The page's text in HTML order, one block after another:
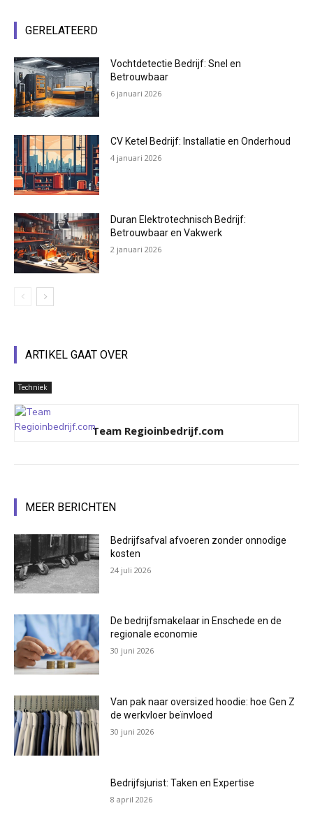
GERELATEERD
Vochtdetectie Bedrijf: Snel en
Betrouwbaar
6 januari 2026
CV Ketel Bedrijf: Installatie en Onderhoud
4 januari 2026
Duran Elektrotechnisch Bedrijf:
Betrouwbaar en Vakwerk
2 januari 2026
ARTIKEL GAAT OVER
Techniek
Team Regioinbedrijf.com
MEER BERICHTEN
Bedrijfsafval afvoeren zonder onnodige
kosten
24 juli 2026
De bedrijfsmakelaar in Enschede en de
regionale economie
30 juni 2026
Van pak naar oversized hoodie: hoe Gen Z
de werkvloer beïnvloed
30 juni 2026
Bedrijfsjurist: Taken en Expertise
8 april 2026